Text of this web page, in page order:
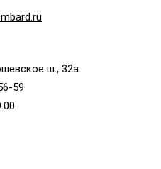
ш., 32а
59